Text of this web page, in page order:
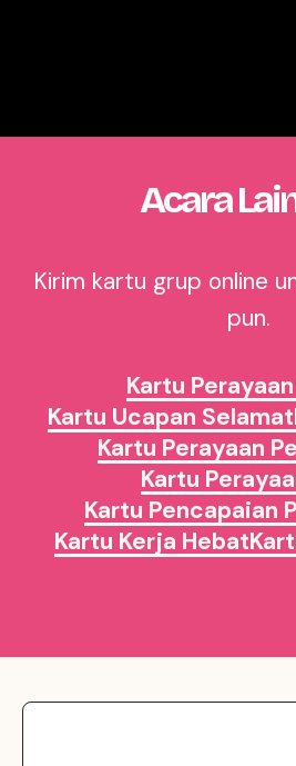
Acara
Kirim kartu grup online
pun.
Kartu
Kartu Ucapan Selamat
Kartu Perayaan
Kartu
Kartu Pencapaian
Kartu Kerja Hebat